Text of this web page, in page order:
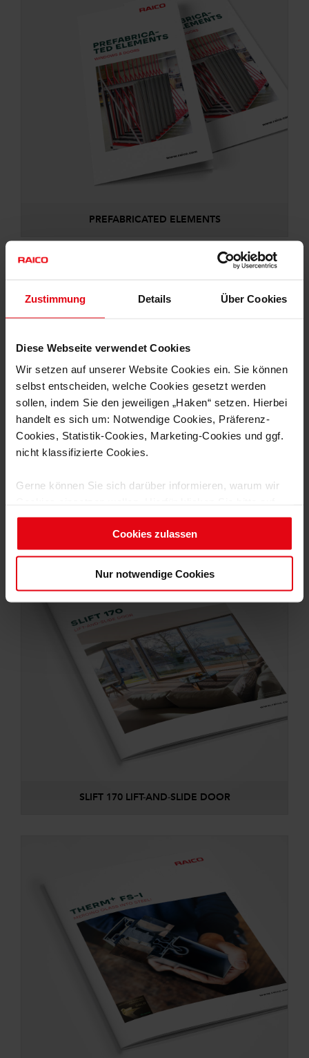
Zustimmung Details Über Cookies
Diese Webseite verwendet Cookies
Wir setzen auf unserer Website Cookies ein. Sie können
selbst entscheiden, welche Cookies gesetzt werden
sollen, indem Sie den jeweiligen „Haken“ setzen. Hierbei
handelt es sich um: Notwendige Cookies, Präferenz-
Cookies, Statistik-Cookies, Marketing-Cookies und ggf.
nicht klassifizierte Cookies.
Gerne können Sie sich darüber informieren, warum wir
„Details einblenden“ und wählen die jeweilige Cookie-
Um diese Cookies zu nutzen, benötigen wir Ihre
Ihre Einwilligung können Sie jederzeit für die Zukunft
widerrufen. Weitere Informationen finden Sie in unseren
Cookies zulassen
Nur notwendige Cookies
PREFABRICATED ELEMENTS
SLIFT 170 LIFT-AND-SLIDE DOOR